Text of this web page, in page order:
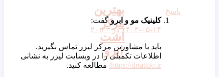
بهترین
مرکز
اشت
ابرو
پاسخ
کلینیک مو و ابرو گفت:
۱۴۰۳-۰۵-۱۴ در ۲۰:۲۰
باید با مشاورین مرکز لیزر تماس بگیرید.
اطلاعات تکمیلی را در وبسایت لیزر به نشانی
https://drtattoo.ir/ مطالعه کنید.